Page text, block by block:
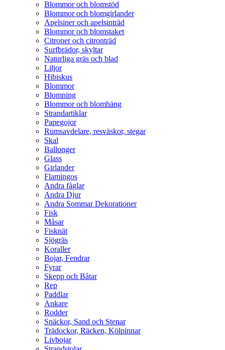
Blommor och blomstöd
Blommor och blomgirlander
Apelsiner och apelsinträd
Blommor och blomstaket
Citroner och citronträd
Surfbrädor, skyltar
Naturliga gräs och blad
Liljor
Hibiskus
Blommor
Blomning
Blommor och blomhäng
Strandartiklar
Papegojor
Rumsavdelare, resväskor, stegar
Skal
Ballonger
Glass
Girlander
Flamingos
Andra fåglar
Andra Djur
Andra Sommar Dekorationer
Fisk
Måsar
Fisknät
Sjögräs
Koraller
Bojar, Fendrar
Fyrar
Skepp och Båtar
Rep
Paddlar
Ankare
Rodder
Snäckor, Sand och Stenar
Trädockor, Räcken, Kölpinnar
Livbojar